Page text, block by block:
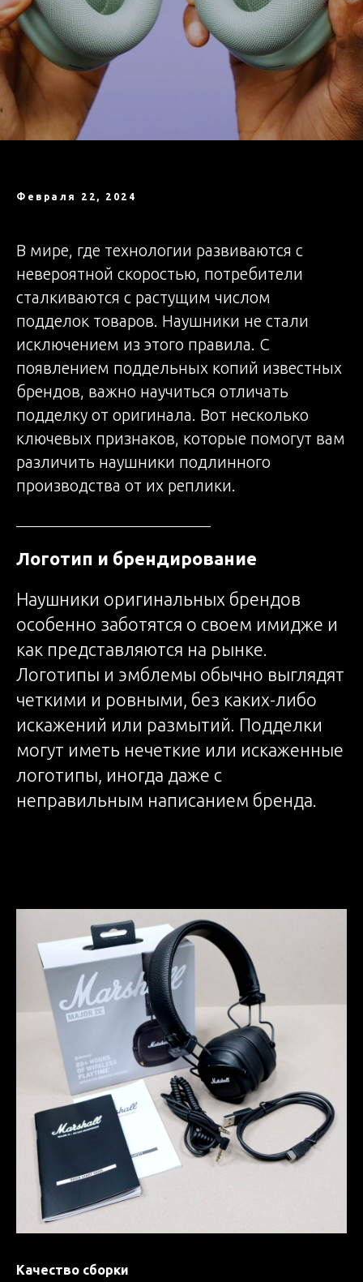
Февраля 22, 2024
В мире, где технологии развиваются с
невероятной скоростью, потребители
сталкиваются с растущим числом
подделок товаров. Наушники не стали
исключением из этого правила. С
появлением поддельных копий известных
брендов, важно научиться отличать
подделку от оригинала. Вот несколько
ключевых признаков, которые помогут вам
различить наушники подлинного
производства от их реплики.
Логотип и брендирование
Наушники оригинальных брендов
особенно заботятся о своем имидже и
как представляются на рынке.
Логотипы и эмблемы обычно выглядят
четкими и ровными, без каких-либо
искажений или размытий. Подделки
могут иметь нечеткие или искаженные
логотипы, иногда даже с
неправильным написанием бренда.
Качество сборки